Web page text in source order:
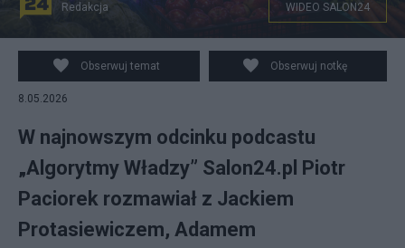
Zdjęcie ilustracyjne
Redakcja WIDEO SALON24
Obserwuj temat Obserwuj notkę
8.05.2026
W najnowszym odcinku podcastu
„Algorytmy Władzy” Salon24.pl Piotr
Paciorek rozmawiał z Jackiem
Protasiewiczem, Adamem